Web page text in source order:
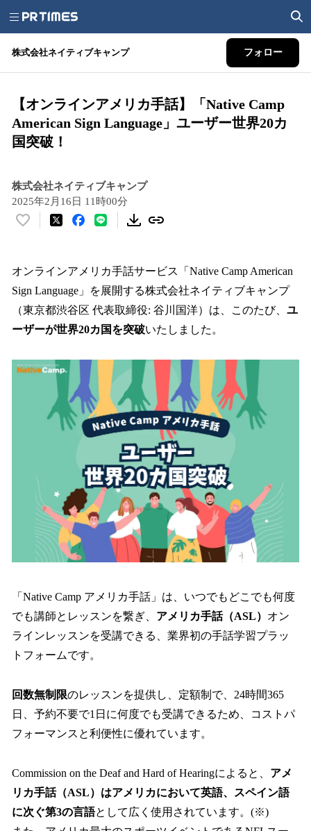
株式会社ネイティブキャンプ フォロー
【オンラインアメリカ手話】「Native Camp
American Sign Language」ユーザー世界20カ
国突破！
株式会社ネイティブキャンプ
2025年2月16日 11時00分
い
！
を
読
み
み
中
オンラインアメリカ手話サービス「Native Camp American
Sign Language」を展開する株式会社ネイティブキャンプ
（東京都渋谷区 代表取締役: 谷川国洋）は、このたび、 ユ
ーザーが世界20カ国を突破いたしました。
「Native Camp アメリカ手話」は、いつでもどこでも何度
でも講師とレッスンを繋ぎ、 アメリカ手話（ASL） オン
ラインレッスンを受講できる、業界初の手話学習プラッ
トフォームです。
回数無制限のレッスンを提供し、定額制で、24時間365
日、予約不要で1日に何度でも受講できるため、コストパ
フォーマンスと利便性に優れています。
Commission on the Deaf and Hard of Hearingによると、 アメ
リカ手話（ASL）はアメリカにおいて英語、スペイン語
に次ぐ第3の言語として広く使用されています。(※)